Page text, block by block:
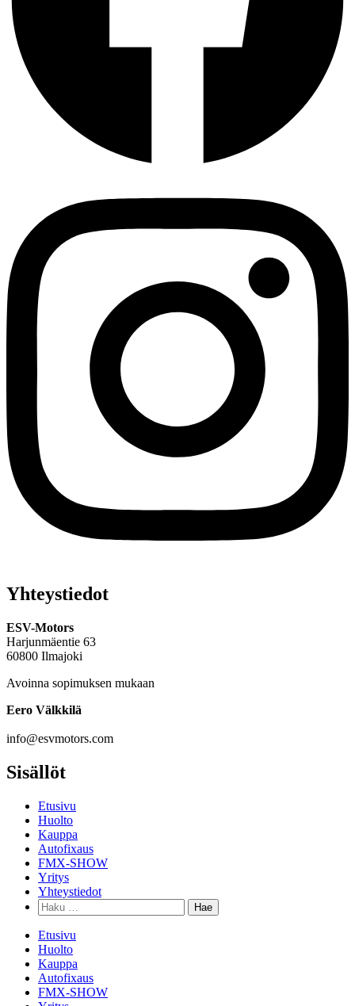
Yhteystiedot
ESV-Motors
Harjunmäentie 63
60800 Ilmajoki
Avoinna sopimuksen mukaan
Eero Välkkilä
info@esvmotors.com
Sisällöt
Etusivu
Huolto
Kauppa
Autofixaus
FMX-SHOW
Yritys
Yhteystiedot
Etusivu
Huolto
Kauppa
Autofixaus
FMX-SHOW